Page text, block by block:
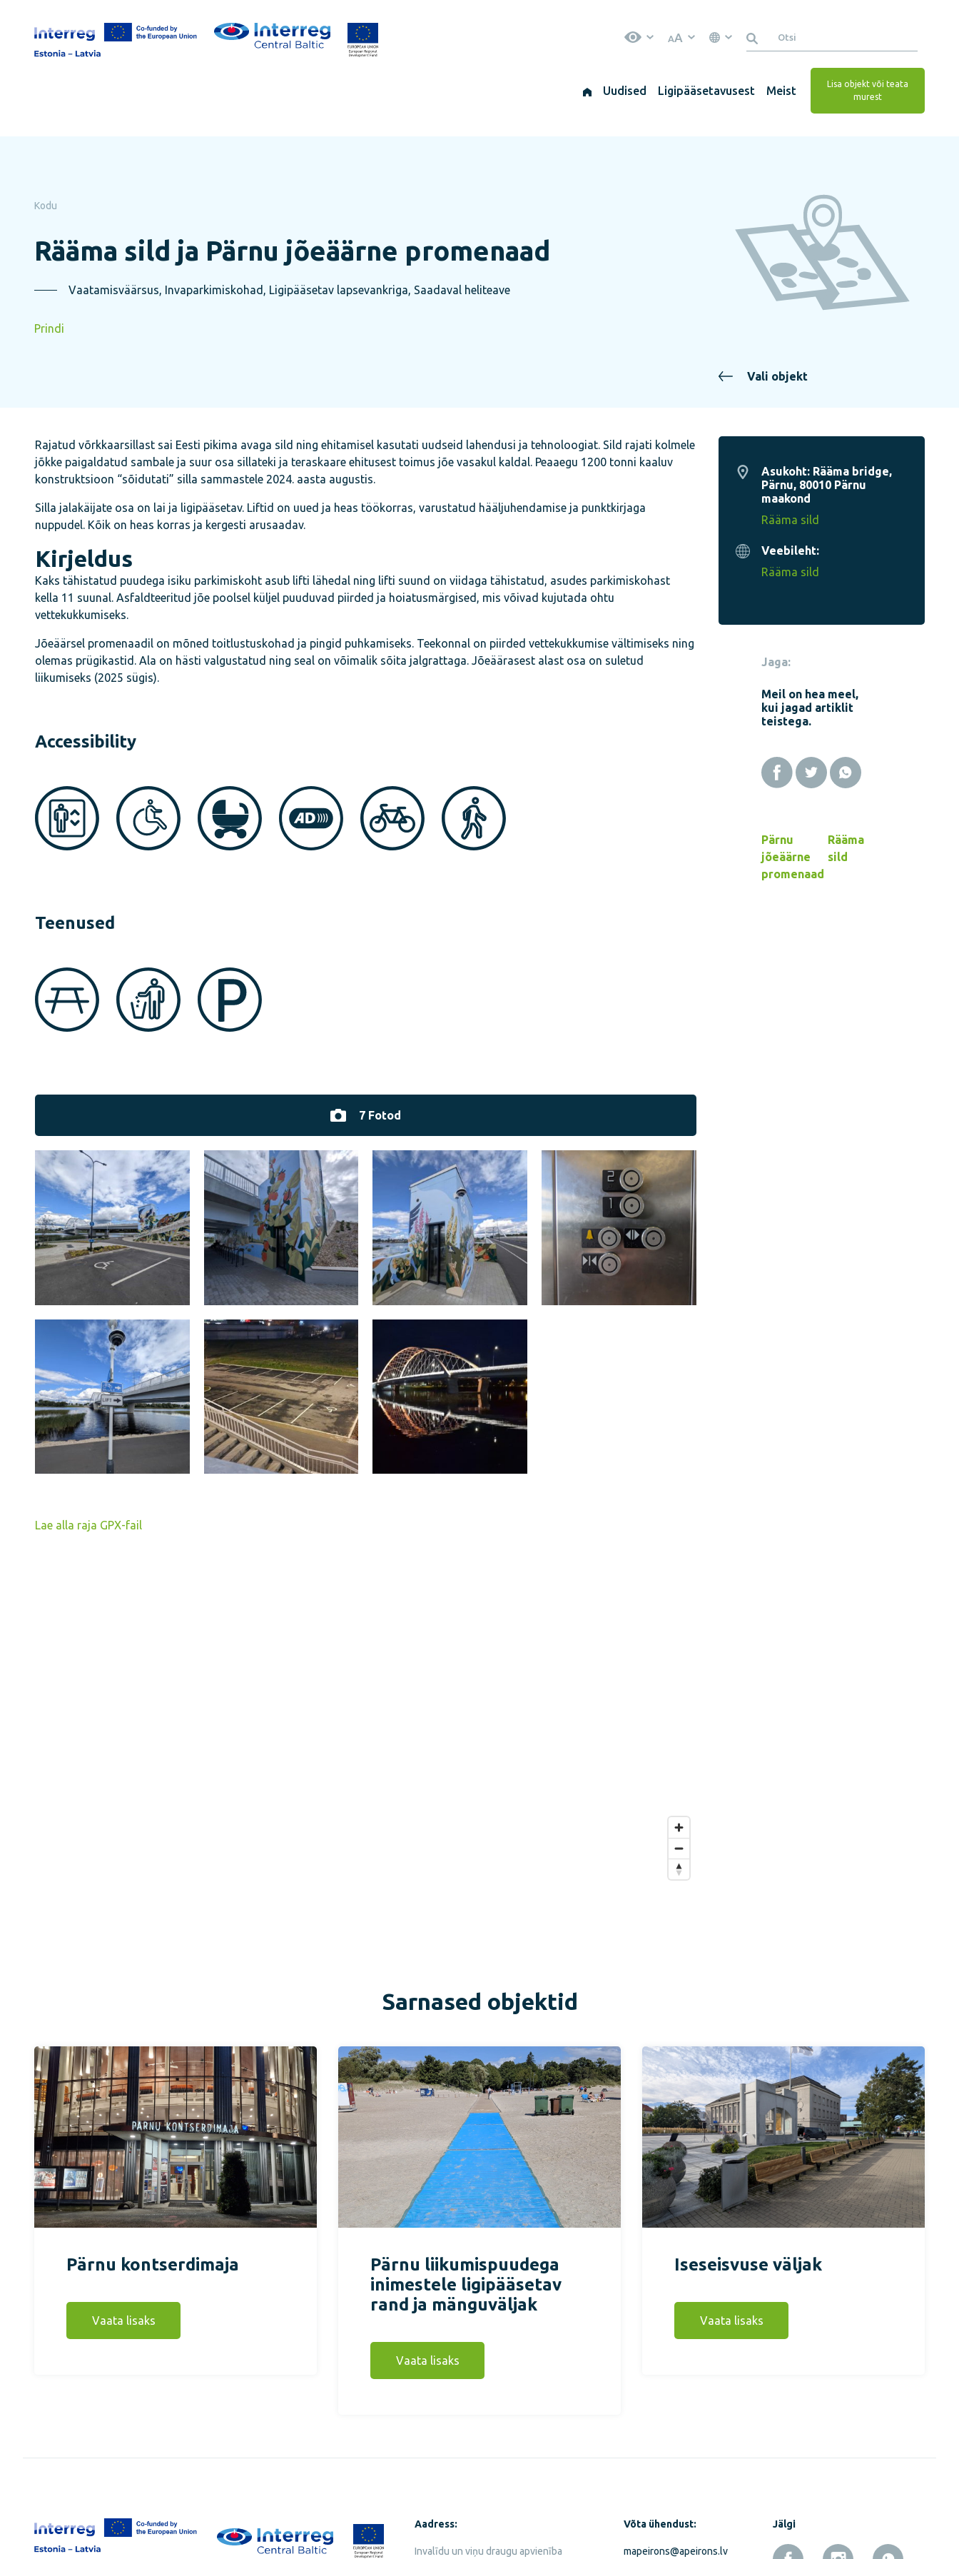
AA
Uudised Ligipääsetavusest Meist
Lisa objekt või teata
murest
Kodu
Rääma sild ja Pärnu jõeäärne promenaad
Vaatamisväärsus, Invaparkimiskohad, Ligipääsetav lapsevankriga, Saadaval heliteave
Prindi
Vali objekt
Rajatud võrkkaarsillast sai Eesti pikima avaga sild ning ehitamisel kasutati uudseid lahendusi ja tehnoloogiat. Sild rajati kolmele
jõkke paigaldatud sambale ja suur osa sillateki ja teraskaare ehitusest toimus jõe vasakul kaldal. Peaaegu 1200 tonni kaaluv
konstruktsioon “sõidutati” silla sammastele 2024. aasta augustis.
Silla jalakäijate osa on lai ja ligipääsetav. Liftid on uued ja heas töökorras, varustatud hääljuhendamise ja punktkirjaga
nuppudel. Kõik on heas korras ja kergesti arusaadav.
Kirjeldus
Kaks tähistatud puudega isiku parkimiskoht asub lifti lähedal ning lifti suund on viidaga tähistatud, asudes parkimiskohast
kella 11 suunal. Asfaldteeritud jõe poolsel küljel puuduvad piirded ja hoiatusmärgised, mis võivad kujutada ohtu
vettekukkumiseks.
Jõeäärsel promenaadil on mõned toitlustuskohad ja pingid puhkamiseks. Teekonnal on piirded vettekukkumise vältimiseks ning
olemas prügikastid. Ala on hästi valgustatud ning seal on võimalik sõita jalgrattaga. Jõeäärasest alast osa on suletud
liikumiseks (2025 sügis).
Accessibility
Teenused
7 Fotod
Lae alla raja GPX-fail
Asukoht: Rääma bridge,
Pärnu, 80010 Pärnu
maakond
Rääma sild
Veebileht:
Rääma sild
Jaga:
Meil on hea meel,
kui jagad artiklit
teistega.
Pärnu
jõeäärne
promenaad
Rääma
sild
Sarnased objektid
Pärnu kontserdimaja
Vaata lisaks
Pärnu liikumispuudega
inimestele ligipääsetav
rand ja mänguväljak
Vaata lisaks
Iseseisvuse väljak
Vaata lisaks
Aadress:
Invalīdu un viņu draugu apvienība
Võta ühendust:
mapeirons@apeirons.lv
Jälgi